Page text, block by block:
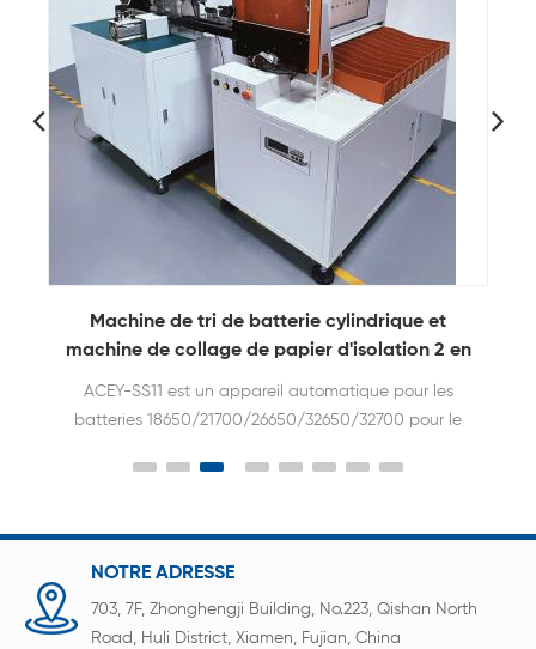
Machine de tri de batterie cylindrique et
machine de collage de papier d'isolation 2 en
ACEY-SS11 est un appareil automatique pour les
batteries 18650/21700/26650/32650/32700 pour le
réceptionnées dans le même sens. Ils peuvent être
combinés en une seule opération ou séparément.
NOTRE ADRESSE
703, 7F, Zhonghengji Building, No.223, Qishan North
Road, Huli District, Xiamen, Fujian, China